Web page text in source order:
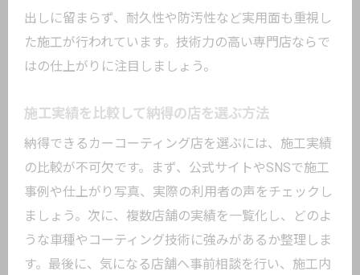
出しに留まらず、耐久性や防汚性など実用面も重視し
た施工が行われています。技術力の高い専門店ならで
はの仕上がりに注目しましょう。
施工実績を比較して納得の店を選ぶ方法
納得できるカーコーティング店を選ぶには、施工実績
の比較が不可欠です。まず、公式サイトやSNSで施工
事例や仕上がり写真、実際の利用者の声をチェックし
ましょう。次に、複数店舗の実績を一覧化し、どのよ
うな車種やコーティング技術に強みがあるか整理しま
す。最後に、気になる店舗へ事前相談を行い、施工内